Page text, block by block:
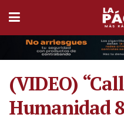
(VIDEO)
Humanidad